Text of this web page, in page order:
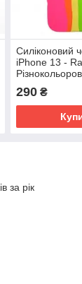
Силіконовий
iPhone 13 -
290₴
за рік